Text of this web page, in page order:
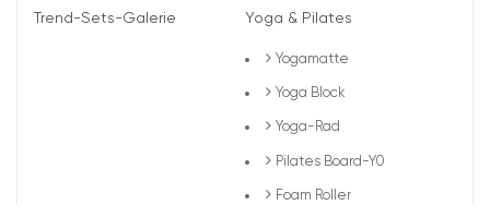
Trend-Sets-Galerie Yoga & Pilates
Yogamatte
Yoga Block
Yoga-Rad
Pilates Board-Y0
Foam Roller